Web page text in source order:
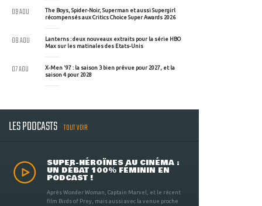
The Boys, Spider-Noir, Superman et aussi Supergirl
récompensés aux Critics Choice Super Awards 2026
09 AOU
Lanterns : deux nouveaux extraits pour la série HBO
Max sur les matinales des Etats-Unis
08 AOU
X-Men '97 : la saison 3 bien prévue pour 2027, et la
saison 4 pour 2028
07 AOU
LES PODCASTS TOUT VOIR
SUPER-HÉROÏNES AU CINÉMA :
UN DÉBAT 100% FÉMININ EN
PODCAST !
Après Wonder Woman, Captain Marvel, et le récent
film Birds of Prey, mais aussi avec la venue proche